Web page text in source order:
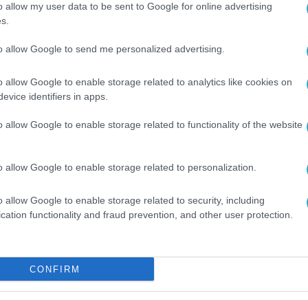
allow my user data to be sent to Google for online advertising
allow Google to send me personalized advertising.
allow Google to enable storage related to analytics like cookies on
identifiers in apps.
allow Google to enable storage related to functionality of the website
allow Google to enable storage related to personalization.
allow Google to enable storage related to security, including
functionality and fraud prevention, and other user protection.
CONFIRM